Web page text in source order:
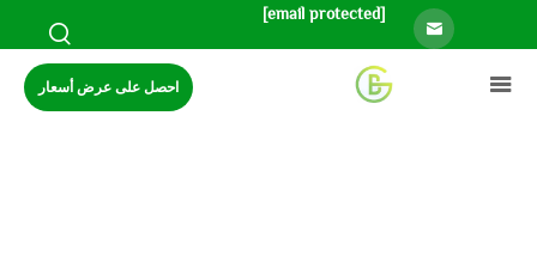
[email protected]
احصل على عرض أسعار